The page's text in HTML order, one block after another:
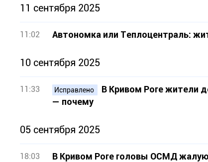
11 сентября 2025
11:02 Автономка или Теплоцентраль:
10 сентября 2025
11:33 Исправлено
В Кривом Роге жители
— почему
05 сентября 2025
18:03 В Кривом Роге головы ОСМД